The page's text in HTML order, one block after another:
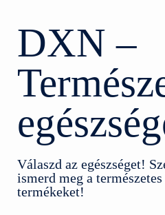
DXN –
Válaszd az egészséget!
ismerd meg a
termékeket!